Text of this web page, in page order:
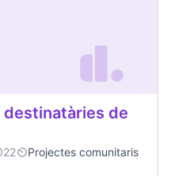
destinatàries de
Projectes comunitaris